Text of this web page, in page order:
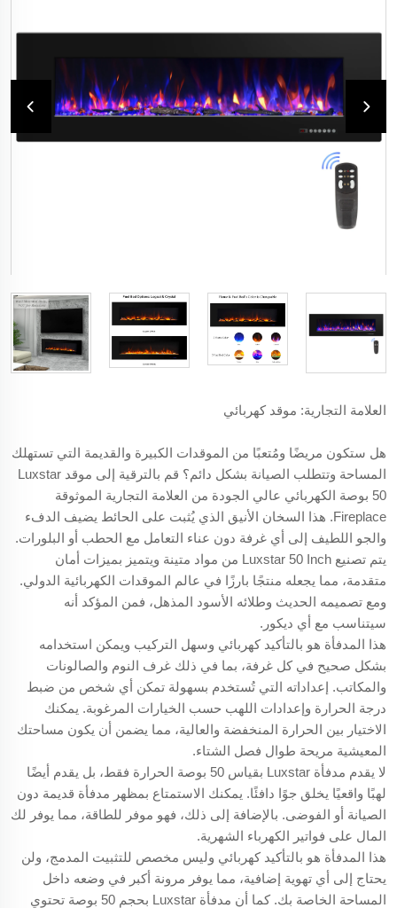
العلامة التجارية: موقد كهربائي
هل ستكون مريضًا ومُتعبًا من الموقدات الكبيرة والقديمة التي تستهلك
المساحة وتتطلب الصيانة بشكل دائم؟ قم بالترقية إلى موقد Luxstar
50 بوصة الكهربائي عالي الجودة من العلامة التجارية الموثوقة
Fireplace. هذا السخان الأنيق الذي يُثبت على الحائط يضيف الدفء
والجو اللطيف إلى أي غرفة دون عناء التعامل مع الحطب أو البلورات.
يتم تصنيع Luxstar 50 Inch من مواد متينة ويتميز بميزات أمان
متقدمة، مما يجعله منتجًا بارزًا في عالم الموقدات الكهربائية الدولي.
ومع تصميمه الحديث وطلائه الأسود المذهل، فمن المؤكد أنه
سيتناسب مع أي ديكور.
هذا المدفأة هو بالتأكيد كهربائي وسهل التركيب ويمكن استخدامه
بشكل صحيح في كل غرفة، بما في ذلك غرف النوم والصالونات
والمكاتب. إعداداته التي تُستخدم بسهولة تمكن أي شخص من ضبط
درجة الحرارة وإعدادات اللهب حسب الخيارات المرغوبة. يمكنك
الاختيار بين الحرارة المنخفضة والعالية، مما يضمن أن يكون مساحتك
المعيشية مريحة طوال فصل الشتاء.
لا يقدم مدفأة Luxstar بقياس 50 بوصة الحرارة فقط، بل يقدم أيضًا
لهبًا واقعيًا يخلق جوًا دافئًا. يمكنك الاستمتاع بمظهر مدفأة قديمة دون
الصيانة أو الفوضى. بالإضافة إلى ذلك، فهو موفر للطاقة، مما يوفر لك
المال على فواتير الكهرباء الشهرية.
هذا المدفأة هو بالتأكيد كهربائي وليس مخصص للتثبيت المدمج، ولن
يحتاج إلى أي تهوية إضافية، مما يوفر مرونة أكبر في وضعه داخل
المساحة الخاصة بك. كما أن مدفأة Luxstar بحجم 50 بوصة تحتوي